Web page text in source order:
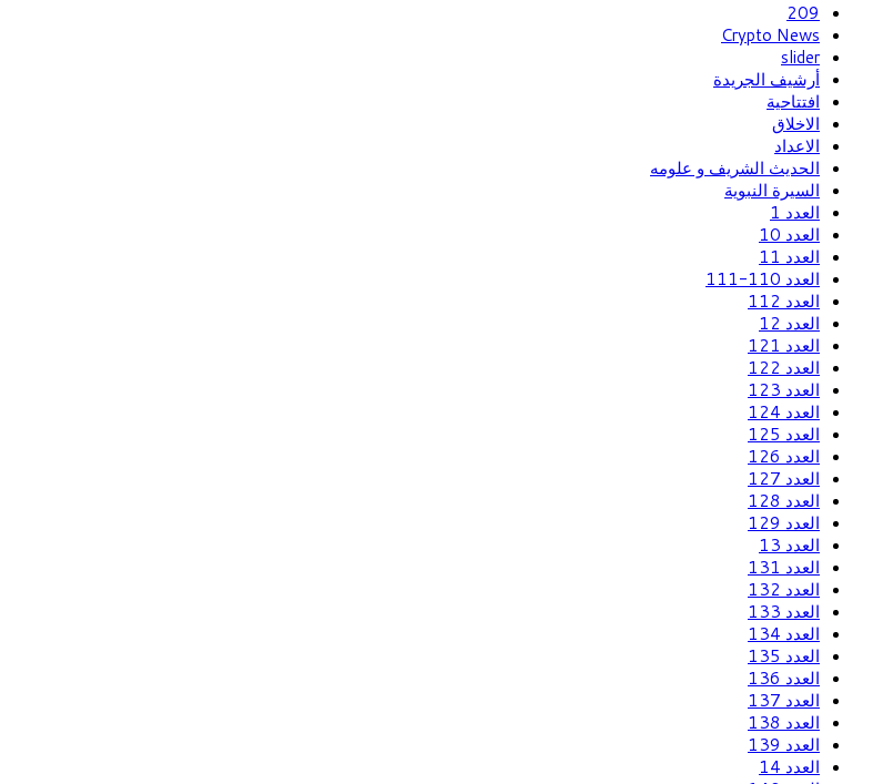
209
Crypto News
slider
أرشيف الجريدة
افتتاحية
الاخلاق
الاعداد
الحديث الشريف و علومه
السيرة النبوية
العدد 1
العدد 10
العدد 11
العدد 110-111
العدد 112
العدد 12
العدد 121
العدد 122
العدد 123
العدد 124
العدد 125
العدد 126
العدد 127
العدد 128
العدد 129
العدد 13
العدد 131
العدد 132
العدد 133
العدد 134
العدد 135
العدد 136
العدد 137
العدد 138
العدد 139
العدد 14